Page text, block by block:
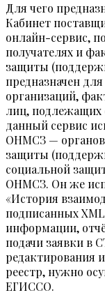
Для чего
Кабинет
онлайн-сервис,
получателях и
защиты
предназначен
организаций,
лиц, подлежащих
данный сервис
ОНМСЗ —
защиты
социальной
ОНМСЗ. Он же
«История
подписанных
информации,
подачи заявки в
редактирования
реестр, нужно
ЕГИССО.